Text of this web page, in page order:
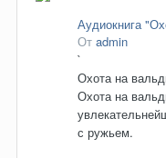
Аудиокнига
От admin
`
Охота на
Охота на
с ружьем.